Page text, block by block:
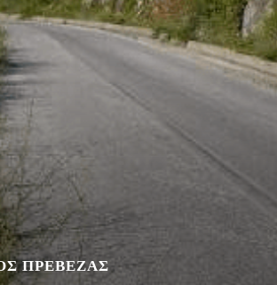
ΠΡΈΒΕΖΑΣ